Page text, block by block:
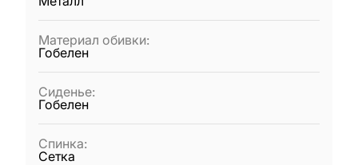
Материал обивки:
Гобелен
Сиденье:
Гобелен
Спинка:
Сетка